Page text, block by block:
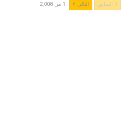
السابق التالي 1 من 2,008